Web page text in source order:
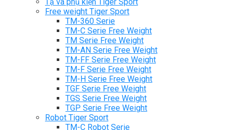
Free weight Tiger Sport
TM-360 Serie
TM-C Serie Free Weight
TM Serie Free Weight
TM-AN Serie Free Weight
TM-FF Serie Free Weight
TM-F Serie Free Weight
TM-H Serie Free Weight
TGF Serie Free Weight
TGS Serie Free Weight
TGP Serie Free Weight
Robot Tiger Sport
TM-C Robot Serie